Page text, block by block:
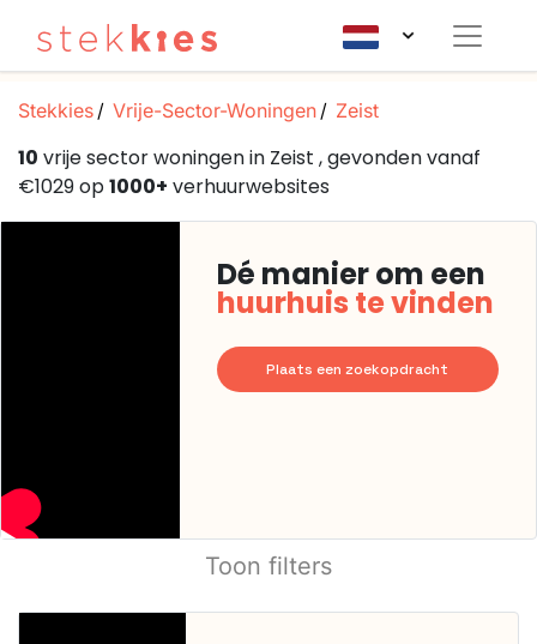
Stekkies Vrije-Sector-Woningen Zeist
10 vrije sector woningen in Zeist , gevonden vanaf
€1029 op1000+ verhuurwebsites
Dé manier om een
huurhuis te vinden
Plaats een zoekopdracht
Toon filters